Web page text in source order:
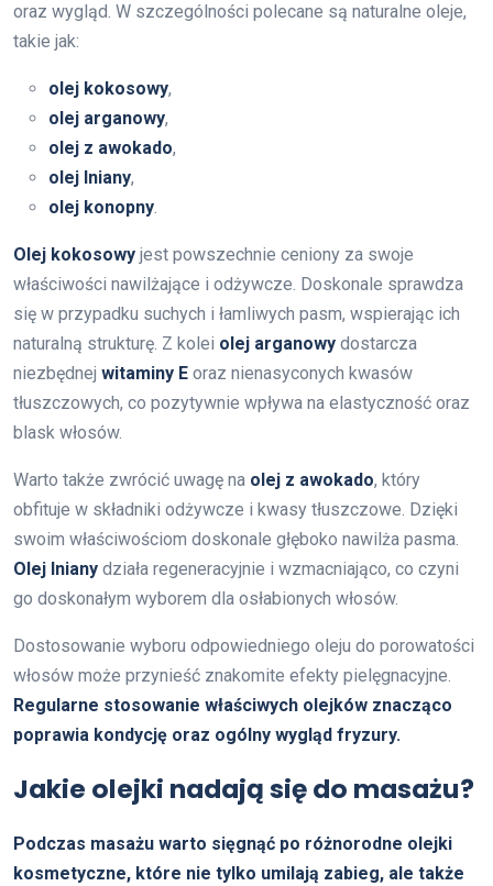
oraz wygląd. W szczególności polecane są naturalne oleje,
takie jak:
olej kokosowy,
olej arganowy,
olej z awokado,
olej lniany,
olej konopny.
Olej kokosowy jest powszechnie ceniony za swoje
właściwości nawilżające i odżywcze. Doskonale sprawdza
się w przypadku suchych i łamliwych pasm, wspierając ich
naturalną strukturę. Z kolei olej arganowy dostarcza
niezbędnej witaminy E oraz nienasyconych kwasów
tłuszczowych, co pozytywnie wpływa na elastyczność oraz
blask włosów.
Warto także zwrócić uwagę na olej z awokado, który
obfituje w składniki odżywcze i kwasy tłuszczowe. Dzięki
swoim właściwościom doskonale głęboko nawilża pasma.
Olej lniany działa regeneracyjnie i wzmacniająco, co czyni
go doskonałym wyborem dla osłabionych włosów.
Dostosowanie wyboru odpowiedniego oleju do porowatości
włosów może przynieść znakomite efekty pielęgnacyjne.
Regularne stosowanie właściwych olejków znacząco
poprawia kondycję oraz ogólny wygląd fryzury.
Jakie olejki nadają się do masażu?
Podczas masażu warto sięgnąć po różnorodne olejki
kosmetyczne, które nie tylko umilają zabieg, ale także